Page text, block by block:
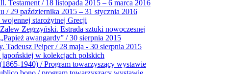
Testament / 18 listopada 2015 – 6 marca 2016
/ 29 października 2015 – 31 stycznia 2016
starożytnej Grecji
Zegrzyński. Estrada sztuki nowoczesnej
awangardy” / 30 sierpnia 2015
Tadeusz Peiper / 28 maja - 30 sierpnia 2015
japońskiej w kolekcjach polskich
1940) / Program towarzyszący wystawie